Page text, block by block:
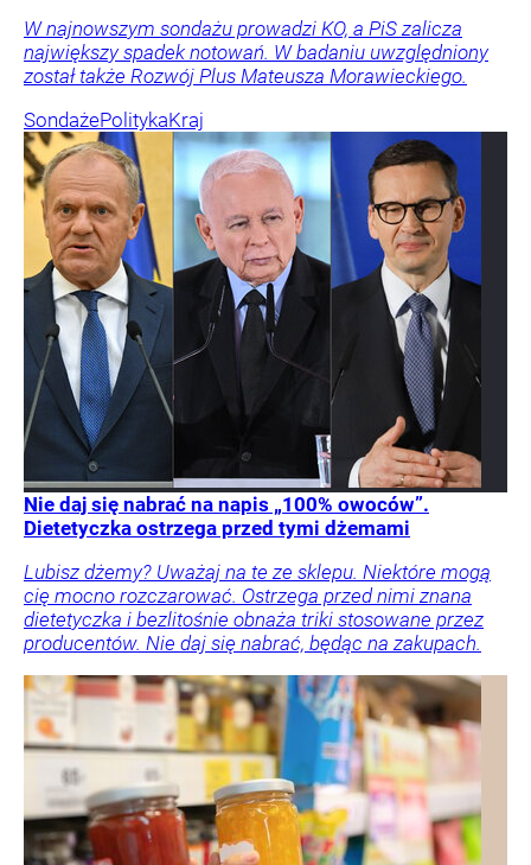
W najnowszym sondażu prowadzi KO, a PiS zalicza
największy spadek notowań. W badaniu uwzględniony
został także Rozwój Plus Mateusza Morawieckiego.
SondażePolitykaKraj
Nie daj się nabrać na napis „100% owoców”.
Dietetyczka ostrzega przed tymi dżemami
Lubisz dżemy? Uważaj na te ze sklepu. Niektóre mogą
cię mocno rozczarować. Ostrzega przed nimi znana
dietetyczka i bezlitośnie obnaża triki stosowane przez
producentów. Nie daj się nabrać, będąc na zakupach.